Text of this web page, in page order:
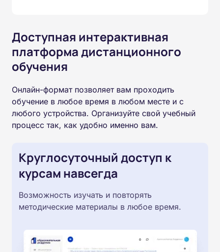
Доступная интерактивная
платформа дистанционного
обучения
Онлайн-формат позволяет вам проходить
обучение в любое время в любом месте и с
любого устройства. Организуйте свой учебный
процесс так, как удобно именно вам.
Круглосуточный доступ к
курсам навсегда
Возможность изучать и повторять
методические материалы в любое время.